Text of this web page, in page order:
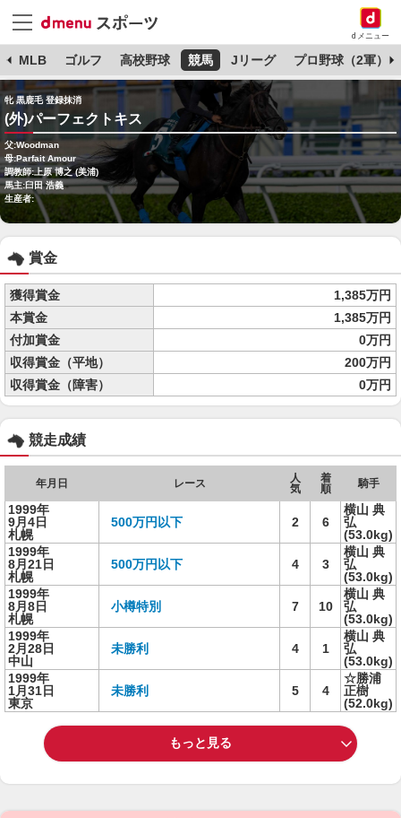
dメニュー
MLB ゴルフ 高校野球 競馬 Jリーグ プロ野球（2軍）
牝 黒鹿毛 登録抹消
(外)パーフェクトキス
父:Woodman
母:Parfait Amour
調教師:上原 博之 (美浦)
馬主:臼田 浩義
生産者:
賞金
獲得賞金
1,385万円
本賞金
1,385万円
付加賞金
0万円
収得賞金（平地）
200万円
収得賞金（障害）
0万円
競走成績
年月日 レース
人
気
着
順
騎手
1999年
9月4日
札幌
500万円以下 2 6
横山 典
弘
(53.0kg)
1999年
8月21日
札幌
500万円以下 4 3
横山 典
弘
(53.0kg)
1999年
8月8日
札幌
小樽特別 7 10
横山 典
弘
(53.0kg)
1999年
2月28日
中山
未勝利 4 1
横山 典
弘
(53.0kg)
1999年
1月31日
東京
未勝利 5 4
☆勝浦
正樹
(52.0kg)
もっと見る